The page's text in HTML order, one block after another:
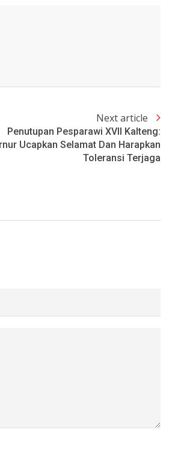
Next article
Penutupan Pesparawi XVII Kalteng:
Ucapkan Selamat Dan Harapkan
Toleransi Terjaga